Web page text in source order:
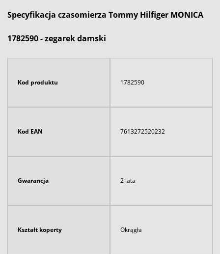
Specyfikacja czasomierza Tommy Hilfiger MONICA
1782590 - zegarek damski
Kod produktu 1782590
Kod EAN 7613272520232
Gwarancja 2 lata
Kształt koperty Okrągła